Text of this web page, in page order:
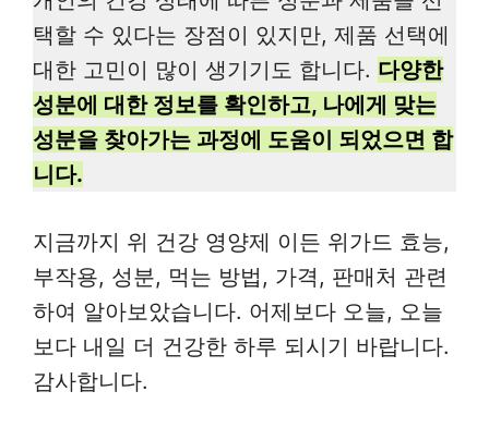
택할 수 있다는 장점이 있지만, 제품 선택에
대한 고민이 많이 생기기도 합니다. 다양한
성분에 대한 정보를 확인하고, 나에게 맞는
성분을 찾아가는 과정에 도움이 되었으면 합
니다.
지금까지 위 건강 영양제 이든 위가드 효능,
부작용, 성분, 먹는 방법, 가격, 판매처 관련
하여 알아보았습니다. 어제보다 오늘, 오늘
보다 내일 더 건강한 하루 되시기 바랍니다.
감사합니다.